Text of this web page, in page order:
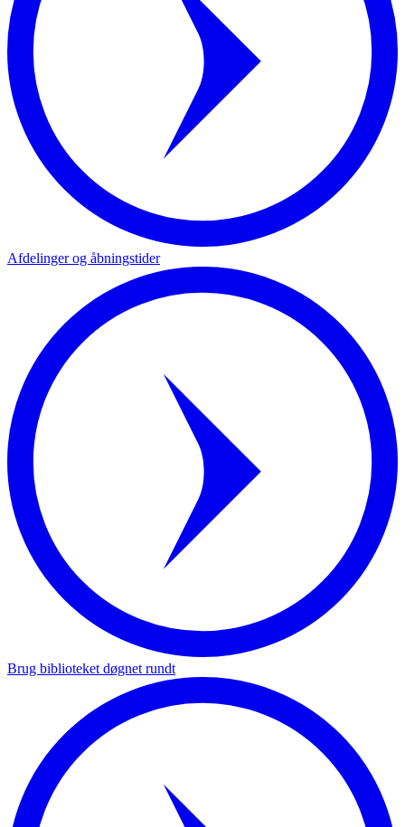
Afdelinger og åbningstider
Brug biblioteket døgnet rundt